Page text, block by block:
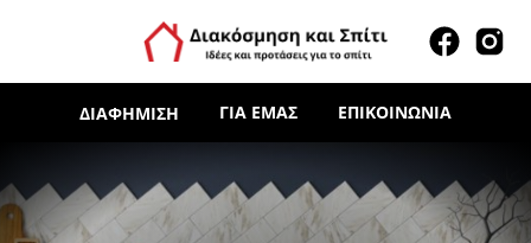
ΔΙΑΦΉΜΙΣΗ ΓΙΑ ΕΜΆΣ ΕΠΙΚΟΙΝΩΝΊΑ